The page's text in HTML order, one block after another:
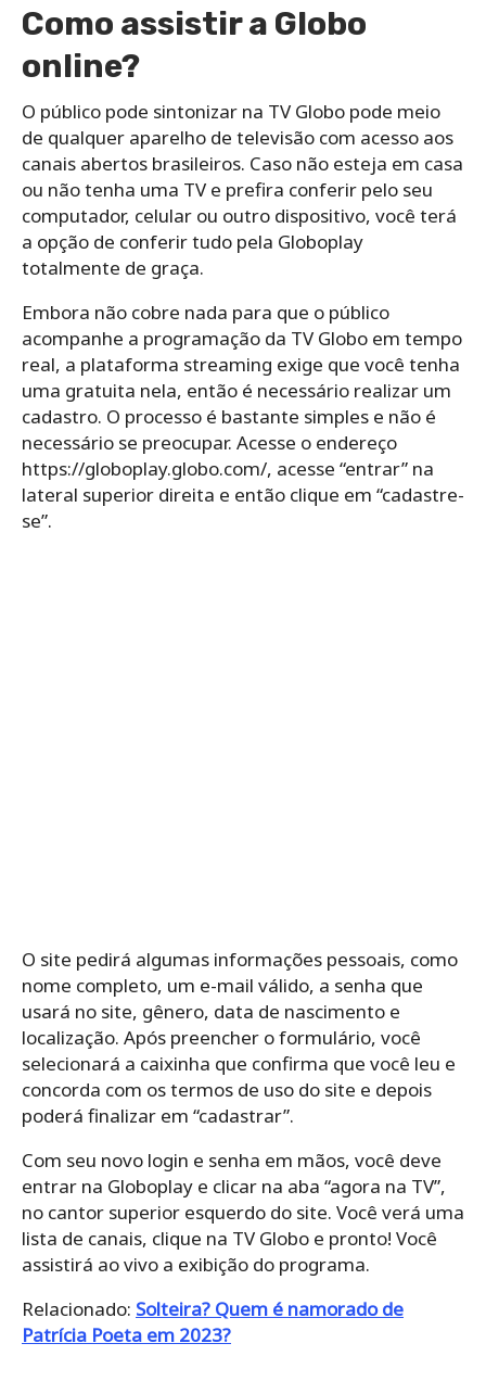
Como assistir a Globo
online?
O público pode sintonizar na TV Globo pode meio
de qualquer aparelho de televisão com acesso aos
canais abertos brasileiros. Caso não esteja em casa
ou não tenha uma TV e prefira conferir pelo seu
computador, celular ou outro dispositivo, você terá
a opção de conferir tudo pela Globoplay
totalmente de graça.
Embora não cobre nada para que o público
acompanhe a programação da TV Globo em tempo
real, a plataforma streaming exige que você tenha
uma gratuita nela, então é necessário realizar um
cadastro. O processo é bastante simples e não é
necessário se preocupar. Acesse o endereço
https://globoplay.globo.com/, acesse “entrar” na
lateral superior direita e então clique em “cadastre-
se”.
O site pedirá algumas informações pessoais, como
nome completo, um e-mail válido, a senha que
usará no site, gênero, data de nascimento e
localização. Após preencher o formulário, você
selecionará a caixinha que confirma que você leu e
concorda com os termos de uso do site e depois
poderá finalizar em “cadastrar”.
Com seu novo login e senha em mãos, você deve
entrar na Globoplay e clicar na aba “agora na TV”,
no cantor superior esquerdo do site. Você verá uma
lista de canais, clique na TV Globo e pronto! Você
assistirá ao vivo a exibição do programa.
Relacionado: Solteira? Quem é namorado de
Patrícia Poeta em 2023?